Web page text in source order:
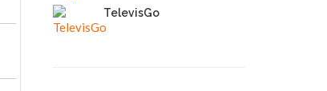
TelevisGo